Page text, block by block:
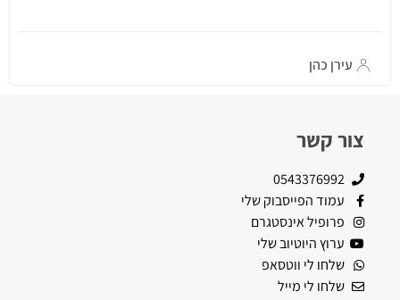
עירן כהן
צור קשר
0543376992
עמוד הפייסבוק שלי
פרופיל אינסטגרם
ערוץ היוטיוב שלי
שלחו לי ווטסאפ
שלחו לי מייל